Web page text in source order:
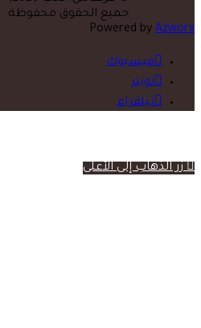
جميع الحقوق محفوظة |
Powered by Azworx
فيسبوك
تويتر
تيلقرام
زر الذهاب إلى الأعلى